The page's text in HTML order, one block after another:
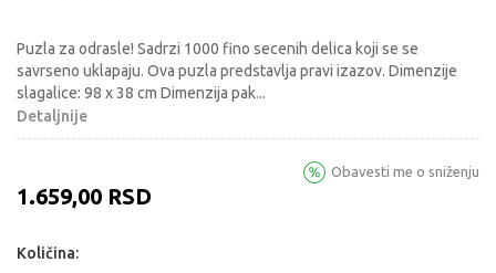
Puzla za odrasle! Sadrzi 1000 fino secenih delica koji se se
savrseno uklapaju. Ova puzla predstavlja pravi izazov. Dimenzije
slagalice: 98 x 38 cm Dimenzija pak...
Detaljnije
1.659,00 RSD
Obavesti me o sniženju
Količina: